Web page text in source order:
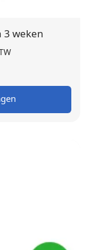
3 weken